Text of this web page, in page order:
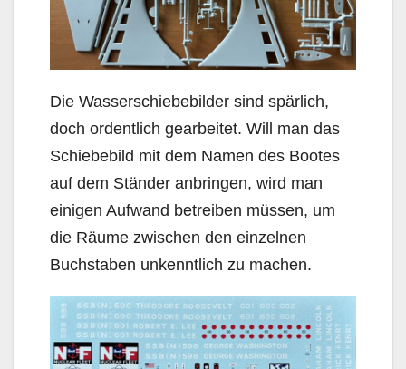
Die Wasserschiebebilder sind spärlich,
doch ordentlich gearbeitet. Will man das
Schiebebild mit dem Namen des Bootes
auf dem Ständer anbringen, wird man
einigen Aufwand betreiben müssen, um
die Räume zwischen den einzelnen
Buchstaben unkenntlich zu machen.